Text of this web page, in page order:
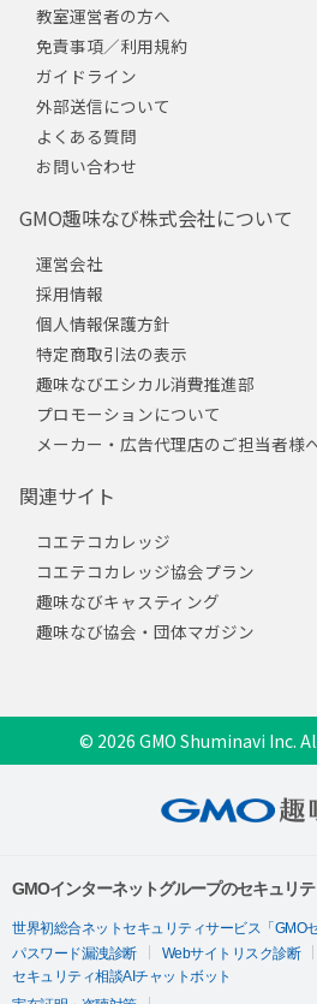
教室運営者の方へ
免責事項／利用規約
ガイドライン
外部送信について
よくある質問
お問い合わせ
GMO趣味なび株式会社について
運営会社
採用情報
個人情報保護方針
特定商取引法の表示
趣味なびエシカル消費推進部
プロモーションについて
メーカー・広告代理店のご担当者様
関連サイト
コエテコカレッジ
コエテコカレッジ協会プラン
趣味なびキャスティング
趣味なび協会・団体マガジン
© 2026 GMO Shuminavi Inc.